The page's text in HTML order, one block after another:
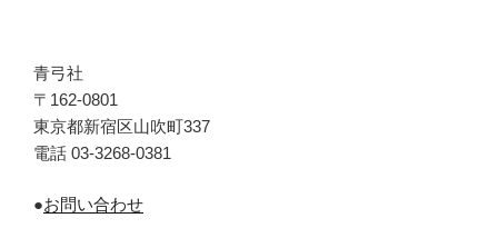
青弓社
〒162-0801
東京都新宿区山吹町337
電話 03-3268-0381
●お問い合わせ